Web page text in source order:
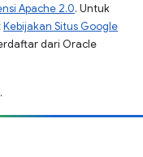
Apache 2.0. Untuk
Kebijakan Situs Google
dari Oracle